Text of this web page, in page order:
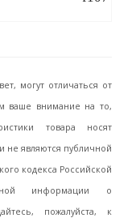
могут отличаться от
ваше внимание на то,
товара носят
являются публичной
кодекса Российской
информации о
пожалуйста, к